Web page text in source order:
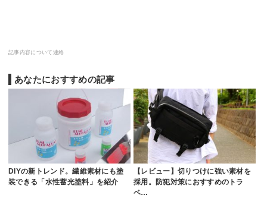
記事内容について連絡
あなたにおすすめの記事
DIYの新トレンド。繊維素材にも塗
装できる「水性蓄光塗料」を紹介
【レビュー】切りつけに強い素材を
採用。防犯対策におすすめのトラ
ベ…